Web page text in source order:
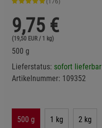
(176)
9,75 €
(19,50 EUR / 1 kg)
500 g
Lieferstatus: sofort lieferbar
Artikelnummer: 109352
500 g 1 kg 2 kg